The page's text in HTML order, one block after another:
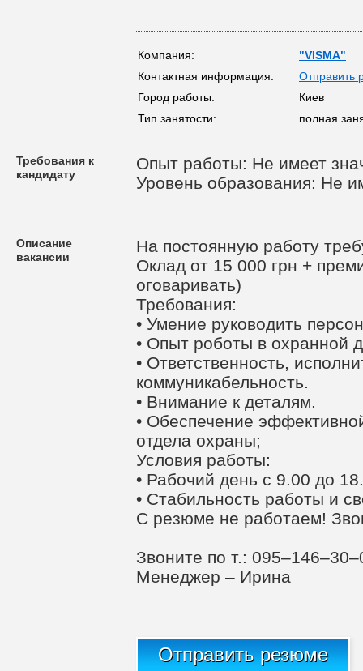
Компания:
"VISMA"
Контактная информация:
Отправить
Город работы:
Киев
Тип занятости:
полная
Требования к
кандидату
Опыт работы: Не имеет
Уровень образования: Не
Описание
вакансии
На постоянную работу
Оклад от 15 000 грн +
оговаривать)
Требования:
• Умение руководить
• Опыт роботы в охранной
• Ответственность,
коммуникабельность.
• Внимание к деталям.
• Обеспечение
отдела охраны;
Условия работы:
• Рабочий день с 9.00 до
• Стабильность работы и
С резюме не работаем!
Звоните по т.:
Менеджер – Ирина
Отправить резюме